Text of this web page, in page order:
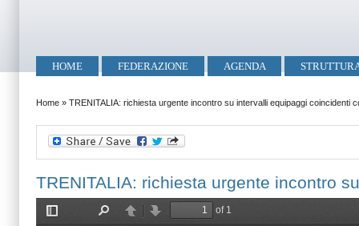
Menu principale
HOME FEDERAZIONE AGENDA
Tu sei qui
Home » TRENITALIA: richiesta urgente incontro su intervalli equipaggi coincidenti
TRENITALIA: richiesta urgente incontro